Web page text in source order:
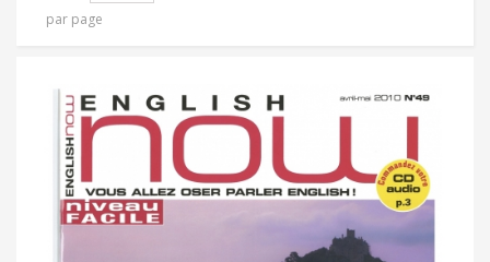
par page